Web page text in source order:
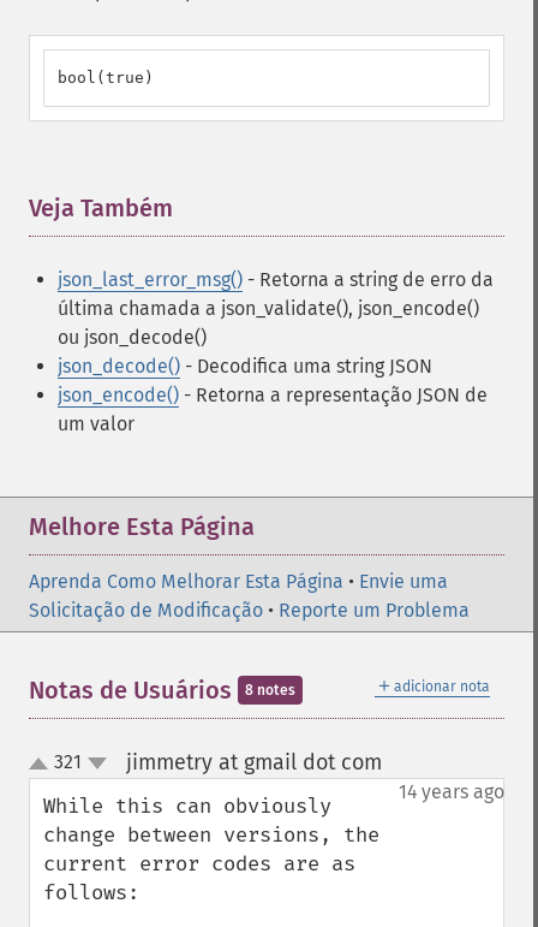
bool(true)
Veja Também
json_last_error_msg() - Retorna a string de erro da
última chamada a json_validate(), json_encode()
ou json_decode()
json_decode() - Decodifica uma string JSON
json_encode() - Retorna a representação JSON de
um valor
Melhore Esta Página
Aprenda Como Melhorar Esta Página • Envie uma
Solicitação de Modificação • Reporte um Problema
＋ adicionar nota
Notas de Usuários 8 notes
up
down
321 jimmetry at gmail dot com
14 years ago
While this can obviously
change between versions, the
current error codes are as
follows: